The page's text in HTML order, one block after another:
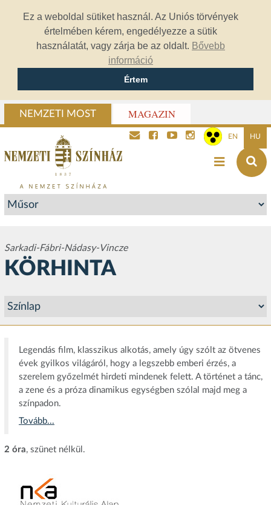
Ez a weboldal sütiket használ. Az Uniós törvények
értelmében kérem, engedélyezze a sütik
használatát, vagy zárja be az oldalt. Bővebb
információ
Értem
NEMZETI MOST MAGAZIN
EN HU
Sarkadi-Fábri-Nádasy-Vincze
KÖRHINTA
Legendás film, klasszikus alkotás, amely úgy szólt az ötvenes
évek gyilkos világáról, hogy a legszebb emberi érzés, a
szerelem győzelmét hirdeti mindenek felett. A történet a tánc,
a zene és a próza dinamikus egységben szólal majd meg a
színpadon.
Tovább...
2 óra, szünet nélkül.